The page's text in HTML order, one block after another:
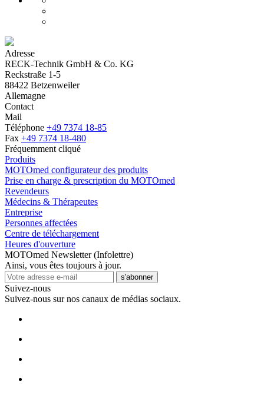
Adresse
RECK-Technik GmbH & Co. KG
Reckstraße 1-5
88422 Betzenweiler
Allemagne
Contact
Mail
Téléphone +49 7374 18-85
Fax +49 7374 18-480
Fréquemment cliqué
Produits
MOTOmed configurateur des produits
Prise en charge & prescription du MOTOmed
Revendeurs
Médecins & Thérapeutes
Entreprise
Personnes affectées
Centre de téléchargement
Heures d'ouverture
MOTOmed Newsletter (Infolettre)
Ainsi, vous êtes toujours à jour.
s'abonner
Suivez-nous
Suivez-nous sur nos canaux de médias sociaux.